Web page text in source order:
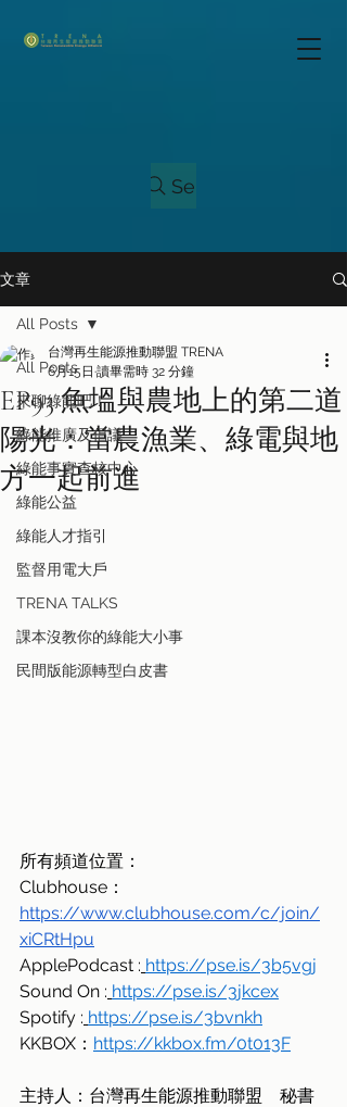
Search
文章
All Posts
來聊綠能吧！
綠能推廣及倡議
綠能事實查核中心
綠能公益
綠能人才指引
監督用電大戶
TRENA TALKS
課本沒教你的綠能大小事
民間版能源轉型白皮書
All Posts
EP93 魚塭與農地上的第二道
陽光：當農漁業、綠電與地
方一起前進
台灣再生能源推動聯盟 TRENA
6月15日 讀畢需時 32 分鐘
所有頻道位置：
Clubhouse：
https://www.clubhouse.com/c/join/
xiCRtHpu
ApplePodcast : https://pse.is/3b5vgj
Sound On : https://pse.is/3jkcex
Spotify : https://pse.is/3bvnkh
KKBOX： https://kkbox.fm/0t013F
主持人：台灣再生能源推動聯盟　秘書